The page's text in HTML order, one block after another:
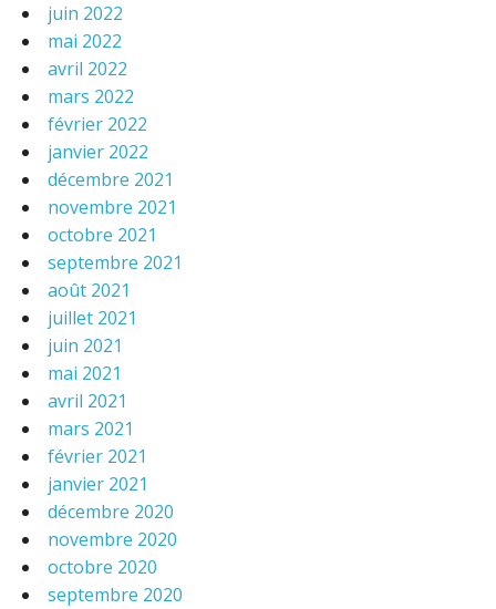
juin 2022
mai 2022
avril 2022
mars 2022
février 2022
janvier 2022
décembre 2021
novembre 2021
octobre 2021
septembre 2021
août 2021
juillet 2021
juin 2021
mai 2021
avril 2021
mars 2021
février 2021
janvier 2021
décembre 2020
novembre 2020
octobre 2020
septembre 2020